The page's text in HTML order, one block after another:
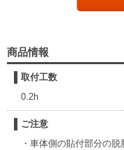
商品情報
取付工数
0.2h
ご注意
・車体側の貼付部分の